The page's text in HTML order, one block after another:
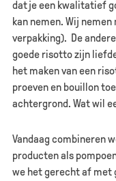
dat je een kwalitatief
kan nemen. Wij
verpakking). De
goede risotto zijn
het maken van een
proeven en bouillon
achtergrond. Wat wil
Vandaag combineren
producten als
we het gerecht af met